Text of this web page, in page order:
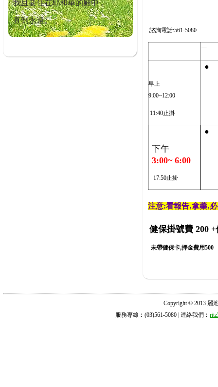
我且要住在耶和華的殿中，
直到永遠。
諮詢電話:561-5080
一
早上
9:00~12:00
11:40止掛
●
下午
3:00~ 6:00
17:50止掛
●
注意:看報告‚拿藥‚
健保掛號費 200 +
未帶健保卡,押金費用500
Copyright © 2013 麗
服務專線︰(03)561-5080 | 連絡我們︰